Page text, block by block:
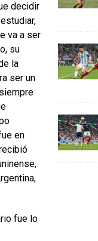
decidir
va a ser
su
la
ser un
en
fue lo